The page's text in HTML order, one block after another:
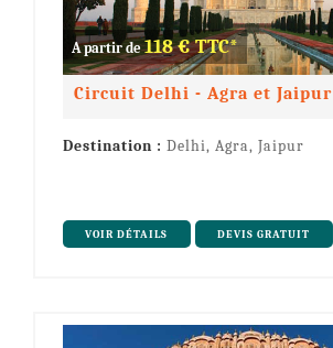
A partir de118 € TTC*
Circuit Delhi - Agra et Jaipur
Destination : Delhi, Agra, Jaipur
VOIR DÉTAILS DEVIS GRATUIT